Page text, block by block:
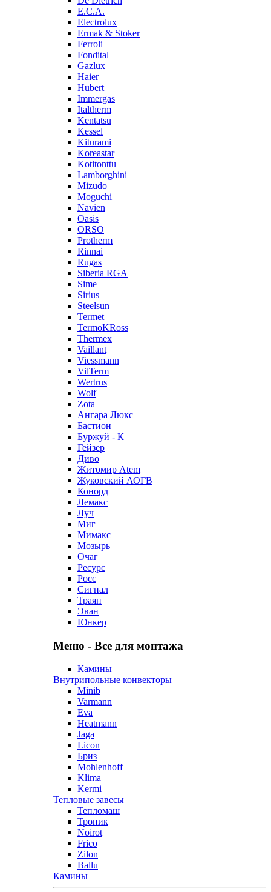
E.C.A.
Electrolux
Ermak & Stoker
Ferroli
Fondital
Gazlux
Haier
Hubert
Immergas
Italtherm
Kentatsu
Kessel
Kiturami
Koreastar
Kotitonttu
Lamborghini
Mizudo
Moguchi
Navien
Oasis
ORSO
Protherm
Rinnai
Rugas
Siberia RGA
Sime
Sirius
Steelsun
Termet
TermoKRoss
Thermex
Vaillant
Viessmann
VilTerm
Wertrus
Wolf
Zota
Ангара Люкс
Бастион
Буржуй - К
Гейзер
Диво
Житомир Аtem
Жуковский АОГВ
Конорд
Лемакс
Луч
Миг
Мимакс
Мозырь
Очаг
Ресурс
Росс
Сигнал
Траян
Эван
Юнкер
Меню - Все для монтажа
Камины
Внутрипольные конвекторы
Minib
Varmann
Eva
Heatmann
Jaga
Licon
Бриз
Mohlenhoff
Klima
Kermi
Тепловые завесы
Тепломаш
Тропик
Noirot
Frico
Zilon
Ballu
Камины